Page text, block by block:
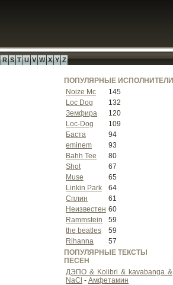
R S T U V W X Y Z
ПОПУЛЯРНЫЕ ИСПОЛНИТЕЛИ
Noize Mc
145
Loc Dog
132
Земфира
120
Loc-Dog
109
Баста
94
eminem
93
Bahh Tee
80
Shot
67
Muse
65
Linkin Park
64
Сплин
61
Неизвестен 60
Rammstein
59
the beatles
59
Rihanna
57
ПОПУЛЯРНЫЕ ТЕКСТЫ
ПЕСЕН
ДЭПО & Kolibri & kavabanga &
NaCl - Амфетамин